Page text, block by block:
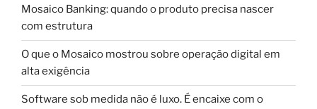
Mosaico Banking: quando o produto precisa nascer
com estrutura
O que o Mosaico mostrou sobre operação digital em
alta exigência
Software sob medida não é luxo. É encaixe com o